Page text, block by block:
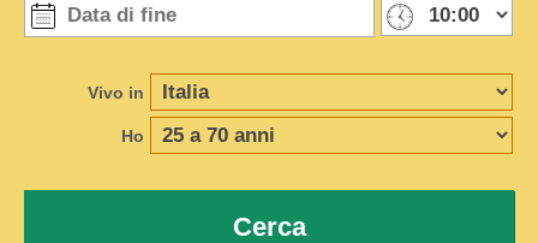
Vivo in
Ho
Cerca